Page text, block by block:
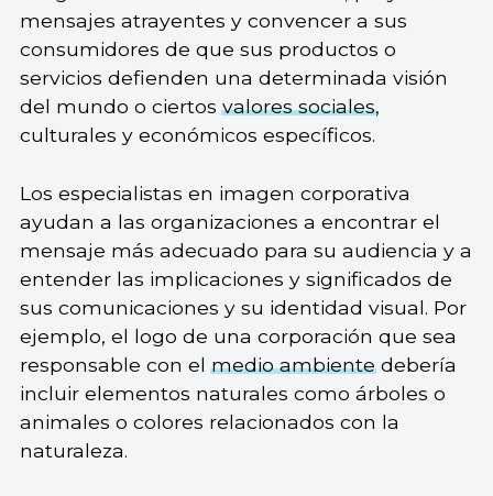
mensajes atrayentes y convencer a sus
consumidores de que sus productos o
servicios defienden una determinada visión
del mundo o ciertosvalores sociales,
culturales y económicos específicos.
Los especialistas en imagen corporativa
ayudan a las organizaciones a encontrar el
mensaje más adecuado para su audiencia y a
entender las implicaciones y significados de
sus comunicaciones y su identidad visual. Por
ejemplo, el logo de una corporación que sea
responsable con elmedio ambientedebería
incluir elementos naturales como árboles o
animales o colores relacionados con la
naturaleza.